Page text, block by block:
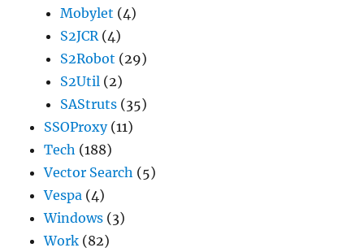
Mobylet (4)
S2JCR(4)
S2Robot (29)
S2Util (2)
SAStruts (35)
SSOProxy(11)
Tech (188)
Vector Search (5)
Vespa (4)
Windows (3)
Work (82)